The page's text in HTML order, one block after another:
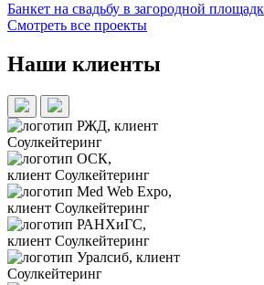
Банкет на свадьбу в загородной
Смотреть все проекты
Наши клиенты